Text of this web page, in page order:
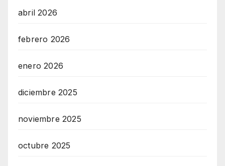
abril 2026
febrero 2026
enero 2026
diciembre 2025
noviembre 2025
octubre 2025